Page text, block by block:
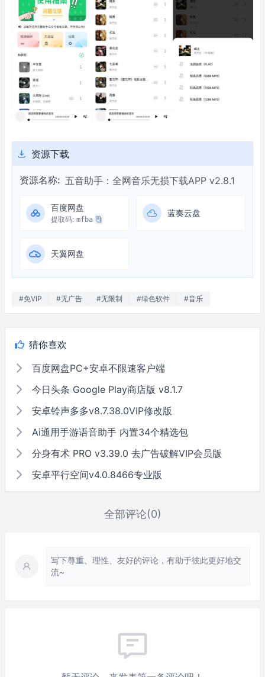
资源下载
资源名称: 五音助手：全网音乐无损下载APP v2.8.1
百度网盘
提取码: mfba
蓝奏云盘
天翼网盘
#免VIP #无广告 #无限制 #绿色软件 #音乐
猜你喜欢
百度网盘PC+安卓不限速客户端
今日头条 Google Play商店版 v8.1.7
安卓铃声多多v8.7.38.0VIP修改版
Ai通用手游语音助手 内置34个精选包
分身有术 PRO v3.39.0 去广告破解VIP会员版
安卓平行空间v4.0.8466专业版
全部评论(0)
写下尊重、理性、友好的评论，有助于彼此更好地交
流~